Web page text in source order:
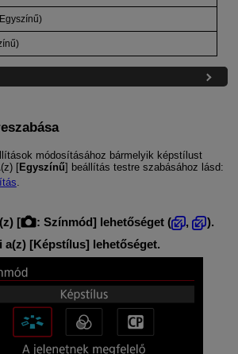
módosításához bármelyik képstílust
[Egyszínű] beállítás testre szabásához lásd:
[ : Színmód] lehetőséget ( ,
).
a(z) [Képstílus] lehetőséget.